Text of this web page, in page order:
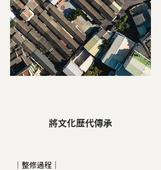
將文化歷代傳承
｜整修過程｜